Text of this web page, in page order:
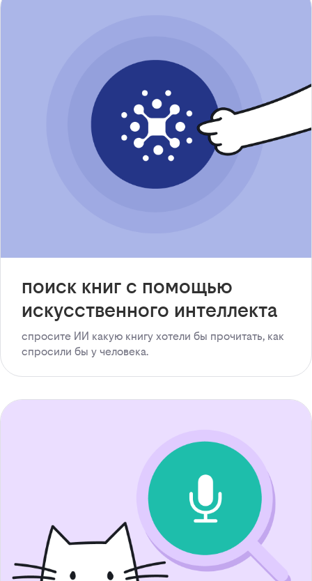
поиск книг с помощью
искусственного интеллекта
спросите ИИ какую книгу хотели бы прочитать, как
спросили бы у человека.